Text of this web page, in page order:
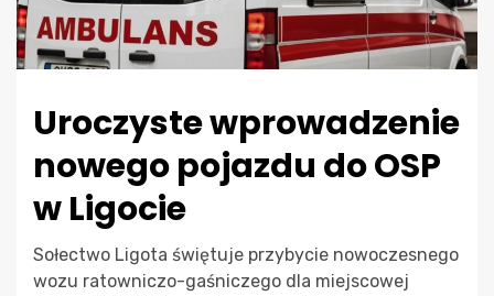
Uroczyste wprowadzenie
nowego pojazdu do OSP
w Ligocie
Sołectwo Ligota świętuje przybycie nowoczesnego
wozu ratowniczo-gaśniczego dla miejscowej